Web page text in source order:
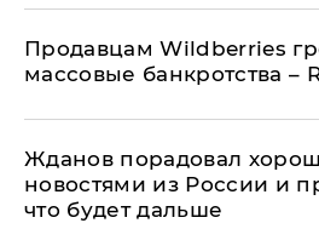
Продавцам Wildberries
массовые банкротства –
Жданов порадовал
новостями из России и
что будет дальше